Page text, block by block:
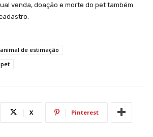
venda, doação e morte do pet também
de estimação
X Pinterest